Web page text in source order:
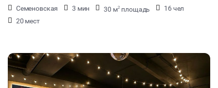
Семеновская 3 мин 30 м2 площадь
16 чел
20 мест